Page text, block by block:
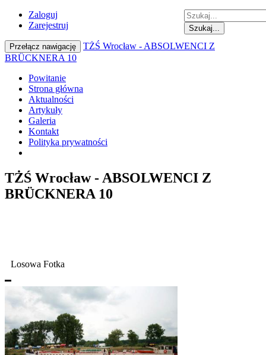
Szukaj...
Zaloguj
Zarejestruj
Przełącz nawigację
TŻŚ Wrocław - ABSOLWENCI Z
BRÜCKNERA 10
Powitanie
Strona główna
Aktualności
Artykuły
Galeria
Kontakt
Polityka prywatności
TŻŚ Wrocław - ABSOLWENCI Z
BRÜCKNERA 10
Losowa Fotka